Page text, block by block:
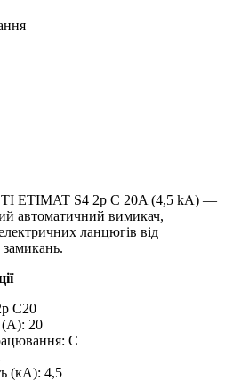
ETIMAT S4 2p C 20A (4,5 kA) —
автоматичний вимикач,
ланцюгів від
замикань.
C20
20
C
(кА): 4,5